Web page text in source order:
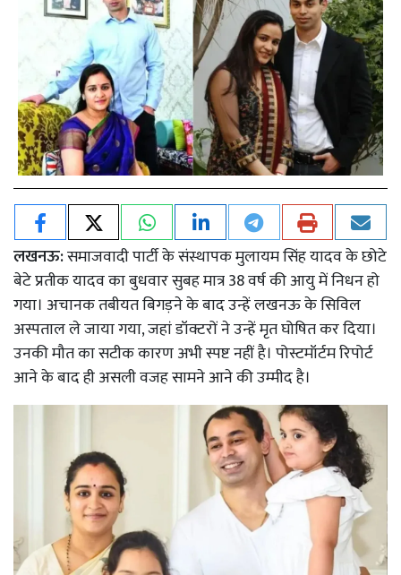
लखनऊ:समाजवादी पार्टी के संस्थापक मुलायम सिंह यादव के छोटे
बेटे प्रतीक यादव का बुधवार सुबह मात्र 38 वर्ष की आयु में निधन हो
गया। अचानक तबीयत बिगड़ने के बाद उन्हें लखनऊ के सिविल
अस्पताल ले जाया गया, जहां डॉक्टरों ने उन्हें मृत घोषित कर दिया।
उनकी मौत का सटीक कारण अभी स्पष्ट नहीं है। पोस्टमॉर्टम रिपोर्ट
आने के बाद ही असली वजह सामने आने की उम्मीद है।